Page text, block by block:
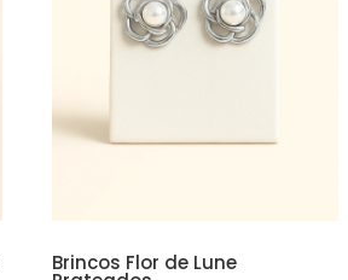
Brincos Flor de Lune